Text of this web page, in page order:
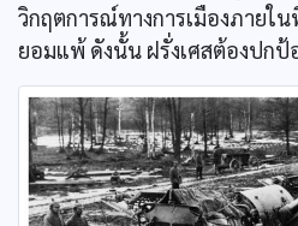
วิกฤตการณ์ทางการเมืองภายใ
ยอมแพ้ ดังนั้น ฝรั่งเศสต้องปกป้